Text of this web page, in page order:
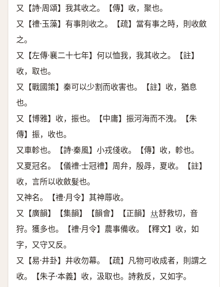
又【詩·周頌】我其收之。【傳】收，聚也。
又【禮·玉藻】有事則收之。【疏】當有事之時，則收斂
之。
又【左傳·襄二十七年】何以恤我，我其收之。【註】
收，取也。
又【戰國策】秦可以少割而收害也。【註】收，猶息
也。
又【博雅】收，振也。【中庸】振河海而不洩。【朱
傳】振，收也。
又車軫也。【詩·秦風】小戎俴收。【傳】收，軫也。
又夏冠名。【儀禮·士冠禮】周弁，殷冔，夏收。【註】
收，言所以收斂髮也。
又神名。【禮·月令】其神蓐收。
又【廣韻】【集韻】【韻會】【正韻】 𠀤舒救切，音
狩。獲多也。【禮·月令】農事備收。【釋文】收，如
字，又守又反。
又【易·井卦】井收勿幕。【疏】凡物可收成者，則謂之
收。【朱子·本義】收，汲取也。詩救反，又如字。